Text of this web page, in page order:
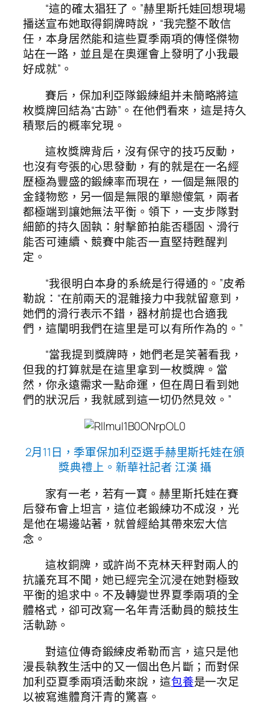
“這的確太猖狂了。”赫里斯托娃回想現場
播送宣布她取得銅牌時說，“我完整不敢信
任，本身居然能和這些夏季兩項的傳怪傑物
站在一路，並且是在奧運會上發明了小我最
好成就”。
賽后，保加利亞隊鍛練組并未簡略將這
枚獎牌回結為“古跡”。在他們看來，這是持久
積聚后的概率兌現。
這枚獎牌背后，沒有保守的技巧反動，
也沒有夸張的心思發動，有的就是在一名經
歷極為豐盛的鍛練率而現在，一個是無限的
金錢物慾，另一個是無限的單戀傻氣，兩者
都極端到讓她無法平衡。領下，一支步隊對
細節的持久固執：射擊節拍能否穩固、滑行
能否可連續、競賽中能否一直堅持甦醒判
定。
“我很明白本身的系統是行得通的。”皮希
勒說：“在前兩天的混雜接力中我就留意到，
她們的滑行表示不錯，器材前提也合適我
們，這闡明我們在這里是可以有所作為的。”
“當我提到獎牌時，她們老是笑著看我，
但我的打算就是在這里拿到一枚獎牌。當
然，你永遠需求一點命運，但在周日看到她
們的狀況后，我就感到這一切仍然見效。”
2月11日，季軍保加利亞選手赫里斯托娃在頒
獎典禮上。新華社記者 江漢 攝
家有一老，若有一寶。赫里斯托娃在賽
后發布會上坦言，這位老鍛練功不成沒，光
是他在場邊站著，就曾經給其帶來宏大信
念。
這枚銅牌，或許尚不克林天秤對兩人的
抗議充耳不聞，她已經完全沉浸在她對極致
平衡的追求中。不及轉變世界夏季兩項的全
體格式，卻可改寫一名年青活動員的競技生
活軌跡。
對這位傳奇鍛練皮希勒而言，這只是他
漫長執教生活中的又一個出色片斷；而對保
加利亞夏季兩項活動來說，這包養是一次足
以被寫進體育汗青的驚喜。